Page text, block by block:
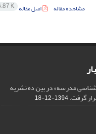
مشاهده مقاله اصل مقاله K
مدرسه» در بین ده نشریه
گرفت.1394-12-18